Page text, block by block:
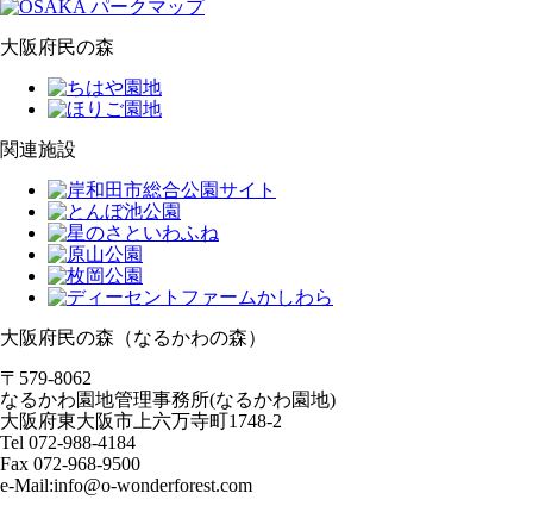
大阪府民の森
関連施設
大阪府民の森（なるかわの森）
〒579-8062
なるかわ園地管理事務所(なるかわ園地)
大阪府東大阪市上六万寺町1748-2
Tel 072-988-4184
Fax 072-968-9500
e-Mail:info@o-wonderforest.com